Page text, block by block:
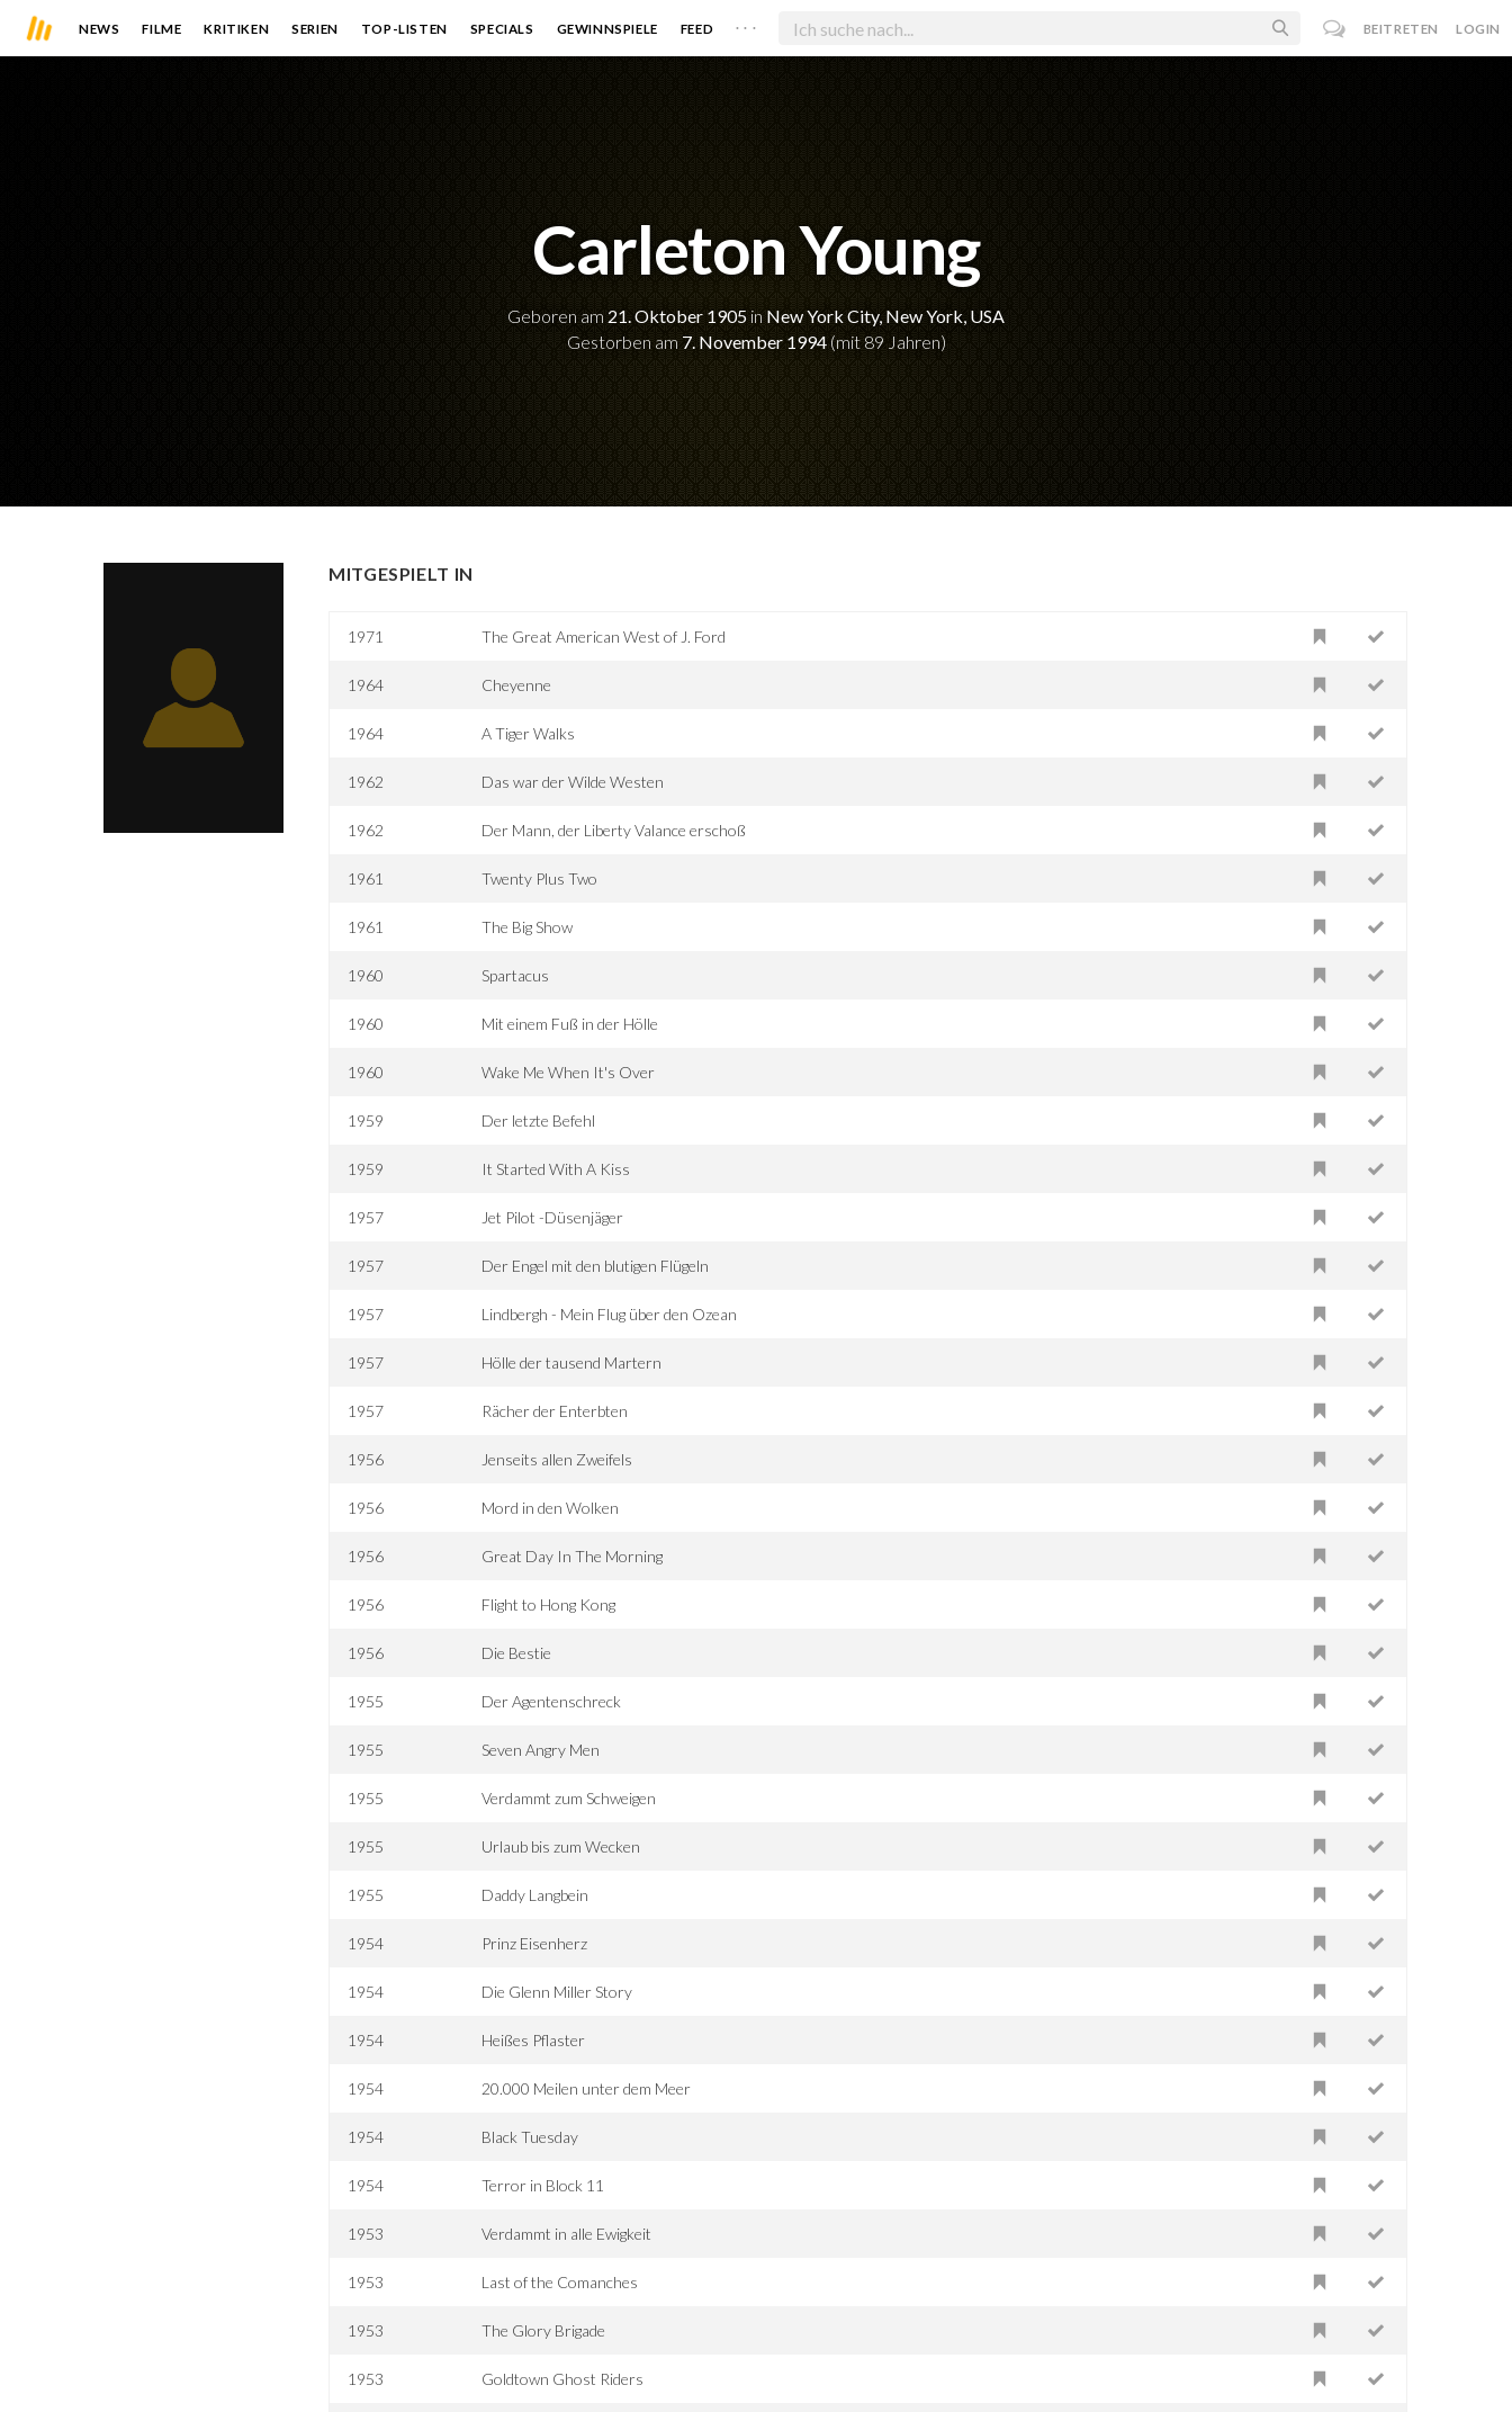
NEWS FILME KRITIKEN SERIEN TOP-LISTEN SPECIALS GEWINNSPIELE FEED . . . BEITRETEN LOGIN
Carleton Young
Geboren am 21. Oktober 1905 in New York City, New York, USA
Gestorben am 7. November 1994(mit 89 Jahren)
MITGESPIELT IN
1971 The Great American West of J. Ford
1964 Cheyenne
1964 A Tiger Walks
1962 Das war der Wilde Westen
1962 Der Mann, der Liberty Valance erschoß
1961 Twenty Plus Two
1961 The Big Show
1960 Spartacus
1960 Mit einem Fuß in der Hölle
1960 Wake Me When It's Over
1959 Der letzte Befehl
1959 It Started With A Kiss
1957 Jet Pilot -Düsenjäger
1957 Der Engel mit den blutigen Flügeln
1957 Lindbergh - Mein Flug über den Ozean
1957 Hölle der tausend Martern
1957 Rächer der Enterbten
1956 Jenseits allen Zweifels
1956 Mord in den Wolken
1956 Great Day In The Morning
1956 Flight to Hong Kong
1956 Die Bestie
1955 Der Agentenschreck
1955 Seven Angry Men
1955 Verdammt zum Schweigen
1955 Urlaub bis zum Wecken
1955 Daddy Langbein
1954 Prinz Eisenherz
1954 Die Glenn Miller Story
1954 Heißes Pflaster
1954 20.000 Meilen unter dem Meer
1954 Black Tuesday
1954 Terror in Block 11
1953 Verdammt in alle Ewigkeit
1953 Last of the Comanches
1953 The Glory Brigade
1953 Goldtown Ghost Riders